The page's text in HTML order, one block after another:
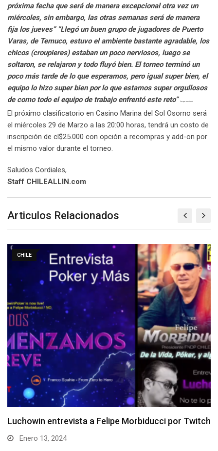
próxima fecha que será de manera excepcional otra vez un
miércoles, sin embargo, las otras semanas será de manera
fija los jueves” “Llegó un buen grupo de jugadores de Puerto
Varas, de Temuco, estuvo el ambiente bastante agradable, los
chicos (croupieres) estaban un poco nerviosos, luego se
soltaron, se relajaron y todo fluyó bien. El torneo terminó un
poco más tarde de lo que esperamos, pero igual super bien, el
equipo lo hizo super bien por lo que estamos super orgullosos
de como todo el equipo de trabajo enfrentó este reto”
Lo que se viene!
El próximo clasificatorio en Casino Marina del Sol Osorno será
el miércoles 29 de Marzo a las 20:00 horas, tendrá un costo de
inscripción de cl$25.000 con opción a recompras y add-on por
el mismo valor durante el torneo.
Saludos Cordiales,
Staff CHILEALLIN.com
Articulos Relacionados
CHILE
Entrevista a Roberto “xstardownx” Flández
Diciembre 11, 2023